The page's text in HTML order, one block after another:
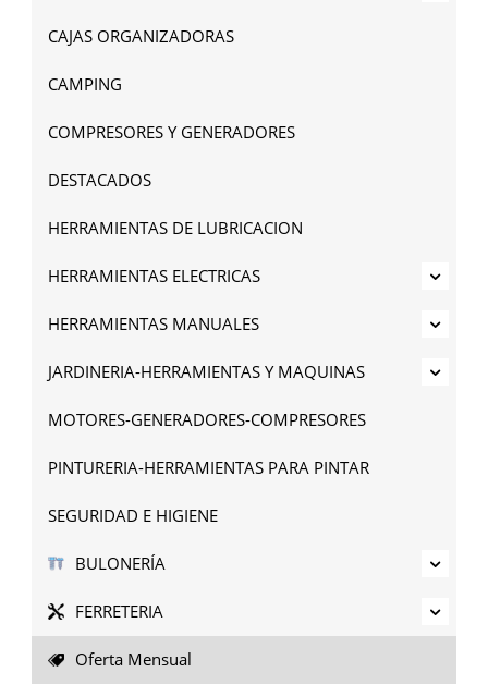
CAJAS ORGANIZADORAS
CAMPING
COMPRESORES Y GENERADORES
DESTACADOS
HERRAMIENTAS DE LUBRICACION
HERRAMIENTAS ELECTRICAS
HERRAMIENTAS MANUALES
JARDINERIA-HERRAMIENTAS Y MAQUINAS
MOTORES-GENERADORES-COMPRESORES
PINTURERIA-HERRAMIENTAS PARA PINTAR
SEGURIDAD E HIGIENE
BULONERÍA
FERRETERIA
Oferta Mensual